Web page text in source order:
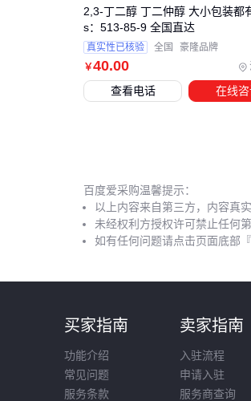
￥40.00
2,3-丁二醇 丁二仲醇 大小包装都
s：513-85-9 全国直达
真实性已核验 全国 豪隆品牌
查看电话 在线
百度爱采购温馨提示：
以上内容来自第三方，内容真
未经权利方授权许可禁止任何
如有任何问题请点击页面底部
买家指南
功能介绍
常见问题
服务条款
卖家指南
入驻流程
申请入驻
服务商查询